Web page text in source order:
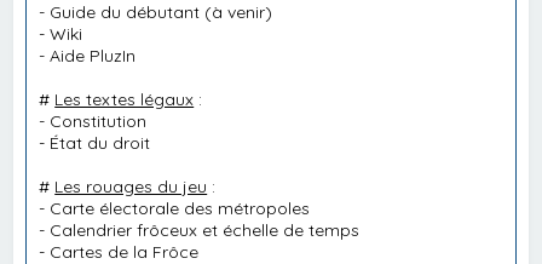
- Guide du débutant (à venir)
-Wiki
-Aide PluzIn
# Les textes légaux :
- Constitution
- État du droit
# Les rouages du jeu :
- Carte électorale des métropoles
- Calendrier frôceux et échelle de temps
- Cartes de la Frôce